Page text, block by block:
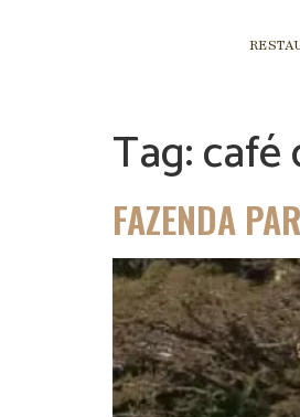
Tag:café
FAZENDA